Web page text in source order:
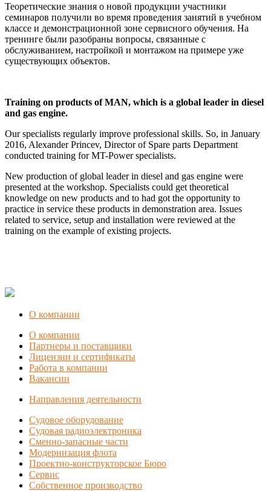
Теоретические знания о новой продукции участники
семинаров получили во время проведения занятий в учебном
классе и демонстрационной зоне сервисного обучения. На
тренинге были разобраны вопросы, связанные с
обслуживанием, настройкой и монтажом на примере уже
существующих объектов.
Training on products of MAN, which is a global leader in diesel
and gas engine.
Our specialists regularly improve professional skills. So, in January
2016, Alexander Princev, Director of Spare parts Department
conducted training for MT-Power specialists.
New production of global leader in diesel and gas engine were
presented at the workshop. Specialists could get theoretical
knowledge on new products and to had got the opportunity to
practice in service these products in demonstration area. Issues
related to service, setup and installation were reviewed at the
training on the example of existing projects.
О компании
О компании
Партнеры и поставщики
Лицензии и сертификаты
Работа в компании
Вакансии
Направления деятельности
Судовое оборудование
Судовая радиоэлектроника
Сменно-запасные части
Модернизация флота
Проектно-конструкторское Бюро
Сервис
Собственное производство